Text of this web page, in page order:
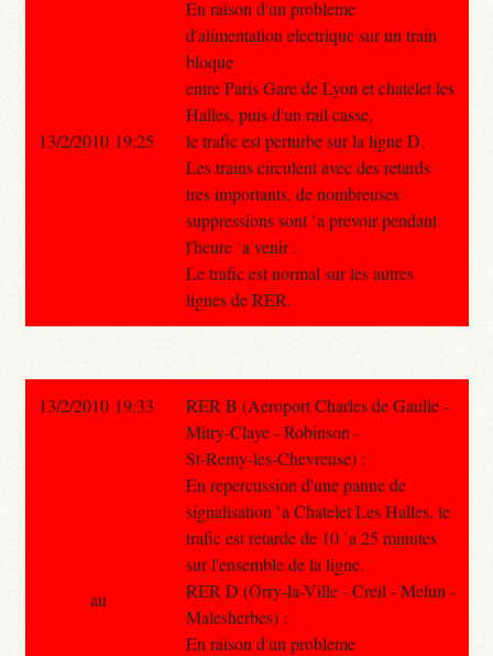
En raison d'un probleme
d'alimentation electrique sur un train
bloque
entre Paris Gare de Lyon et chatelet les
Halles, puis d'un rail casse,
le trafic est perturbe sur la ligne D.
Les trains circulent avec des retards
tres importants, de nombreuses
suppressions sont `a prevoir pendant
l'heure `a venir .
Le trafic est normal sur les autres
lignes de RER.
13/2/2010 19:25
13/2/2010 19:33
RER B (Aeroport Charles de Gaulle -
Mitry-Claye - Robinson -
St-Remy-les-Chevreuse) :
En repercussion d'une panne de
signalisation `a Chatelet Les Halles, le
trafic est retarde de 10 `a 25 minutes
sur l'ensemble de la ligne.
RER D (Orry-la-Ville - Creil - Melun -
Malesherbes) :
En raison d'un probleme
au